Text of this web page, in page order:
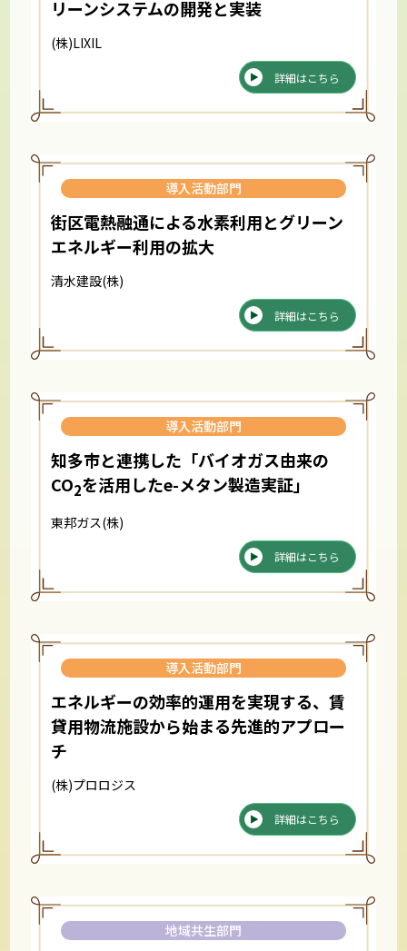
リーンシステムの開発と実装
(株)LIXIL
詳細はこちら
導入活動部門
街区電熱融通による水素利用とグリーン
エネルギー利用の拡大
清水建設(株)
詳細はこちら
導入活動部門
知多市と連携した「バイオガス由来の
CO2を活用したe-メタン製造実証」
東邦ガス(株)
詳細はこちら
導入活動部門
エネルギーの効率的運用を実現する、賃
貸用物流施設から始まる先進的アプロー
チ
(株)プロロジス
詳細はこちら
地域共生部門